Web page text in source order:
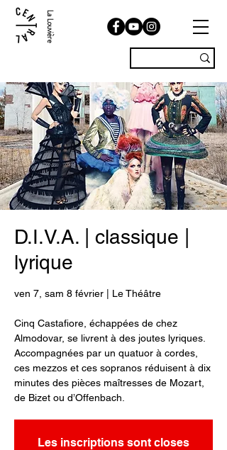
La Louvière
D.I.V.A. | classique |
lyrique
ven 7, sam 8 février | Le Théâtre
Cinq Castafiore, échappées de chez
Almodovar, se livrent à des joutes lyriques.
Accompagnées par un quatuor à cordes,
ces mezzos et ces sopranos réduisent à dix
minutes des pièces maîtresses de Mozart,
de Bizet ou d’Offenbach.
Les inscriptions sont closes